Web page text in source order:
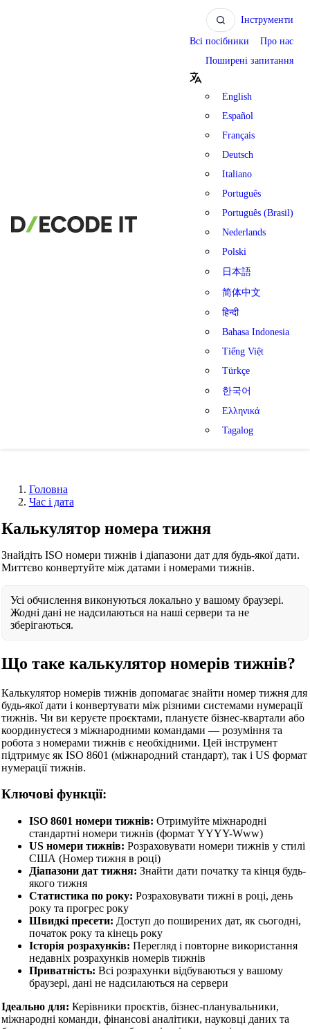
Інструменти
Всі посібники
Про нас
Поширені запитання
English
Español
Français
Deutsch
Italiano
Português
Português (Brasil)
Nederlands
Polski
日本語
简体中文
हिन्दी
Bahasa Indonesia
Tiếng Việt
Türkçe
한국어
Ελληνικά
Tagalog
Головна
Час і дата
Калькулятор номера тижня
Знайдіть ISO номери тижнів і діапазони дат для будь-якої дати.
Миттєво конвертуйте між датами і номерами тижнів.
Усі обчислення виконуються локально у вашому браузері.
Жодні дані не надсилаються на наші сервери та не
зберігаються.
Що таке калькулятор номерів тижнів?
Калькулятор номерів тижнів допомагає знайти номер тижня для
будь-якої дати і конвертувати між різними системами нумерації
тижнів. Чи ви керуєте проєктами, плануєте бізнес-квартали або
координуєтеся з міжнародними командами — розуміння та
робота з номерами тижнів є необхідними. Цей інструмент
підтримує як ISO 8601 (міжнародний стандарт), так і US формат
нумерації тижнів.
Ключові функції:
ISO 8601 номери тижнів: Отримуйте міжнародні
стандартні номери тижнів (формат YYYY-Www)
US номери тижнів: Розраховувати номери тижнів у стилі
США (Номер тижня в році)
Діапазони дат тижня: Знайти дати початку та кінця будь-
якого тижня
Статистика по року: Розраховувати тижні в році, день
року та прогрес року
Швидкі пресети: Доступ до поширених дат, як сьогодні,
початок року та кінець року
Історія розрахунків: Перегляд і повторне використання
недавніх розрахунків номерів тижнів
Приватність: Всі розрахунки відбуваються у вашому
браузері, дані не надсилаються на сервери
Ідеально для: Керівники проєктів, бізнес-планувальники,
міжнародні команди, фінансові аналітики, науковці даних та